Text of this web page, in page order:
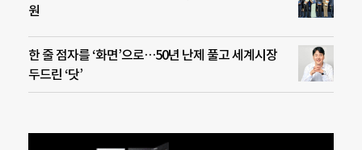
원
한 줄 점자를 ‘화면’으로…50년 난제 풀고 세계시장
두드린 ‘닷’